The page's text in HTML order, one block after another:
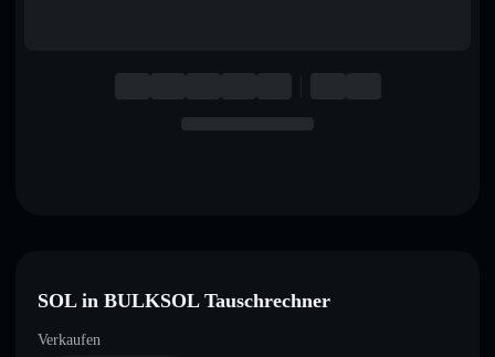
SOL in BULKSOL Tauschrechner
Verkaufen